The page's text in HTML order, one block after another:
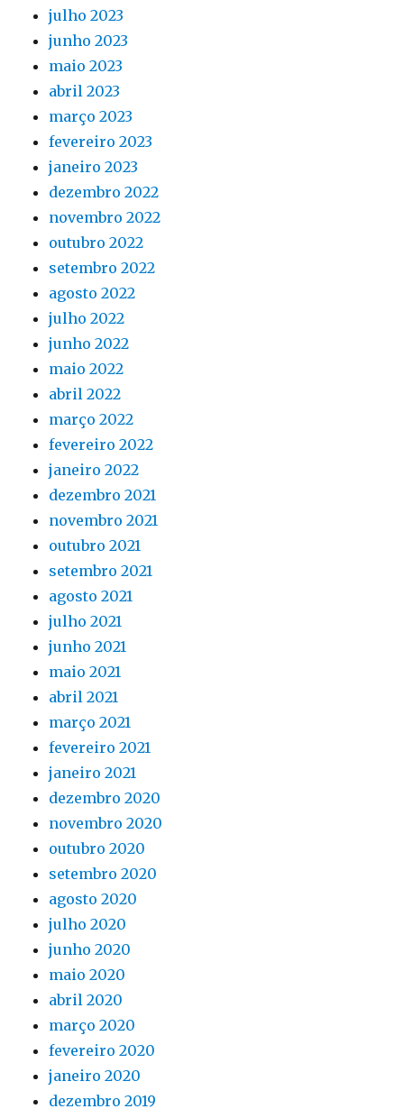
julho 2023
junho 2023
maio 2023
abril 2023
março 2023
fevereiro 2023
janeiro 2023
dezembro 2022
novembro 2022
outubro 2022
setembro 2022
agosto 2022
julho 2022
junho 2022
maio 2022
abril 2022
março 2022
fevereiro 2022
janeiro 2022
dezembro 2021
novembro 2021
outubro 2021
setembro 2021
agosto 2021
julho 2021
junho 2021
maio 2021
abril 2021
março 2021
fevereiro 2021
janeiro 2021
dezembro 2020
novembro 2020
outubro 2020
setembro 2020
agosto 2020
julho 2020
junho 2020
maio 2020
abril 2020
março 2020
fevereiro 2020
janeiro 2020
dezembro 2019